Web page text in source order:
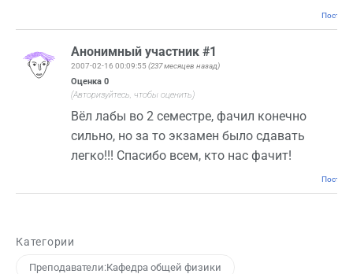
Анонимный участник #1
2007-02-16 00:09:55 (237 месяцев назад)
Оценка 0
(Авторизуйтесь, чтобы оценить)
Вёл лабы во 2 семестре, фачил конечно
сильно, но за то экзамен было сдавать
легко!!! Спасибо всем, кто нас фачит!
Категории
Преподаватели:Кафедра общей физики